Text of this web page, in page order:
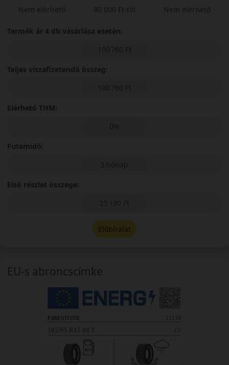
Nem elérhető
80 000 Ft-tól
Nem elérhető
Termék ár 4 db vásárlása esetén:
100 760 Ft
Teljes viszafizetendő összeg:
100 760 Ft
Elérhető THM:
0%
Futamidő:
3 hónap
Első részlet összege:
25 190 Ft
Előbírálat
EU-s abroncscímke